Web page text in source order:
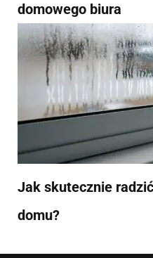
domowego biura
Jak skutecznie
domu?